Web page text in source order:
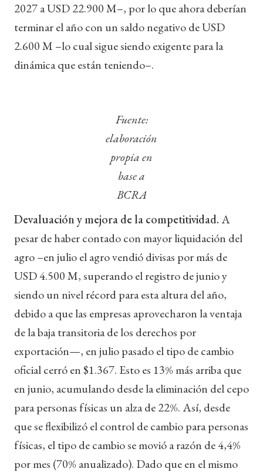
2027 a USD 22.900 M–, por lo que ahora deberían
terminar el año con un saldo negativo de USD
2.600 M –lo cual sigue siendo exigente para la
dinámica que están teniendo–.
Fuente:
elaboración
propia en
base a
BCRA
Devaluación y mejora de la competitividad.A
pesar de haber contado con mayor liquidación del
agro –en julio el agro vendió divisas por más de
USD 4.500 M, superando el registro de junio y
siendo un nivel récord para esta altura del año,
debido a que las empresas aprovecharon la ventaja
de la baja transitoria de los derechos por
exportación—, en julio pasado el tipo de cambio
oficial cerró en $1.367. Esto es 13% más arriba que
en junio, acumulando desde la eliminación del cepo
para personas físicas un alza de 22%. Así, desde
que se flexibilizó el control de cambio para personas
físicas, el tipo de cambio se movió a razón de 4,4%
por mes (70% anualizado). Dado que en el mismo